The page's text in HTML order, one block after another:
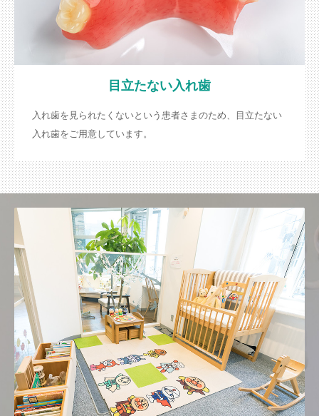
目立たない入れ歯
入れ歯を見られたくないという患者さまのため、目立たない
入れ歯をご用意しています。